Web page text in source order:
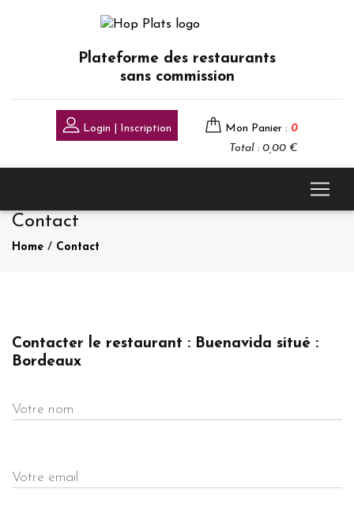
Plateforme des restaurants
sans commission
Login | Inscription Mon Panier : 0
Total : 0,00 €
Contact
Home / Contact
Contacter le restaurant : Buenavida situé :
Bordeaux
Votre nom
Votre email